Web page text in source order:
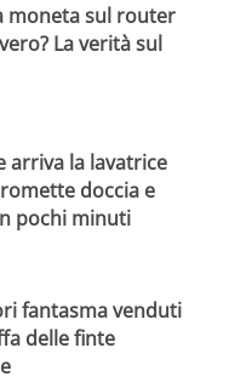
moneta sul router
La verità sul
arriva la lavatrice
doccia e
pochi minuti
fantasma venduti
delle finte